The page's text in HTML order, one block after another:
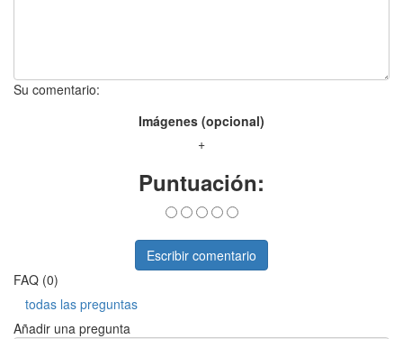
Su comentario:
Imágenes (opcional)
+
Puntuación:
Escribir comentario
FAQ (0)
todas las preguntas
Añadir una pregunta